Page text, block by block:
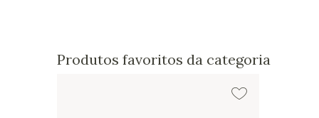
Produtos favoritos da categoria